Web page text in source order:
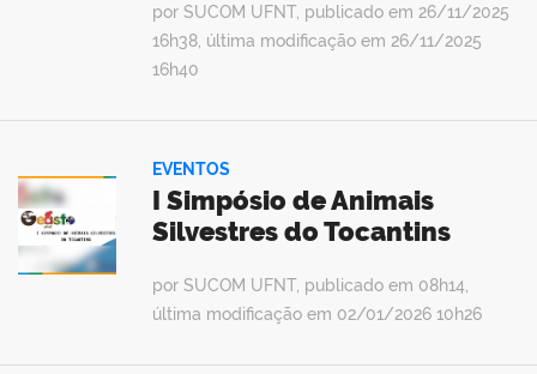
por SUCOM UFNT, publicado em 26/11/2025
16h38, última modificação em 26/11/2025
16h40
EVENTOS
I Simpósio de Animais
Silvestres do Tocantins
por SUCOM UFNT, publicado em 08h14,
última modificação em 02/01/2026 10h26